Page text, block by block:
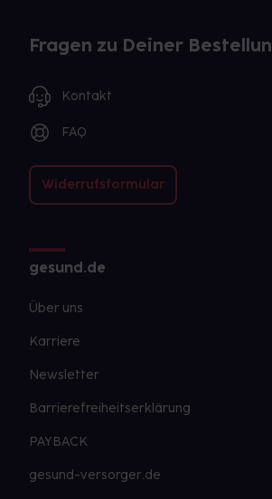
Fragen zu Deiner
Kontakt
FAQ
Widerrufsformular
gesund.de
Über uns
Karriere
Newsletter
Barrierefreiheitserklärung
PAYBACK
gesund-versorger.de